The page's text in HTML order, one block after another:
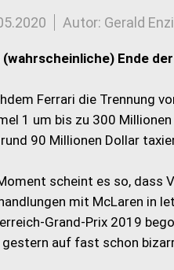
Autor: Gerald
(wahrscheinliche) Ende
Ferrari die Trennung
1 um bis zu 300
90 Millionen Dollar
scheint es so, dass
mit McLaren in
Grand-Prix 2019
gestern auf fast schon